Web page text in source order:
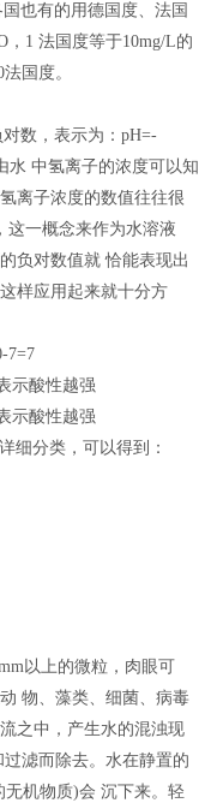
也有的用德国度、法国
，1 法国度等于10mg/L的
国度。
数，表示为：pH=-
水 中氢离子的浓度可以知
离子浓度的数值往往很
这一概念来作为水溶液
负对数值就 恰能表现出
样应用起来就十分方
7=7
示酸性越强
示酸性越强
分类，可以得到：
以上的微粒，肉眼可
物、藻类、细菌、病毒
之中，产生水的混浊现
滤而除去。水在静置的
机物质)会 沉下来。轻